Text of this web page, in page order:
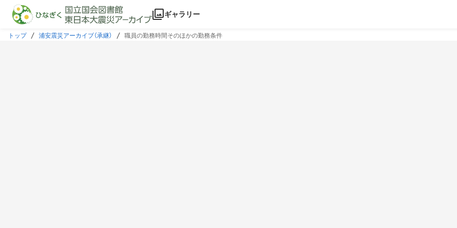
本文に飛ぶ
ギャラリー
トップ 浦安震災アーカイブ（承継） 職員の勤務時間そのほかの勤務条件